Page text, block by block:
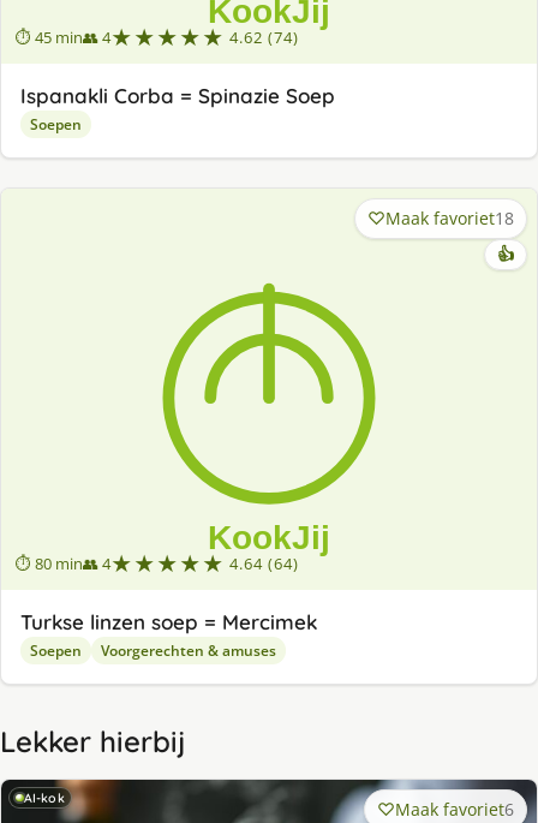
⏱ 45 min👥 4★★★★★ 4.62 (74)
Ispanakli Corba = Spinazie Soep
Soepen
⏱ 80 min👥 4★★★★★ 4.64 (64)
Maak favoriet18
👍
Turkse linzen soep = Mercimek
Soepen Voorgerechten & amuses
Lekker hierbij
AI-kok Maak favoriet6